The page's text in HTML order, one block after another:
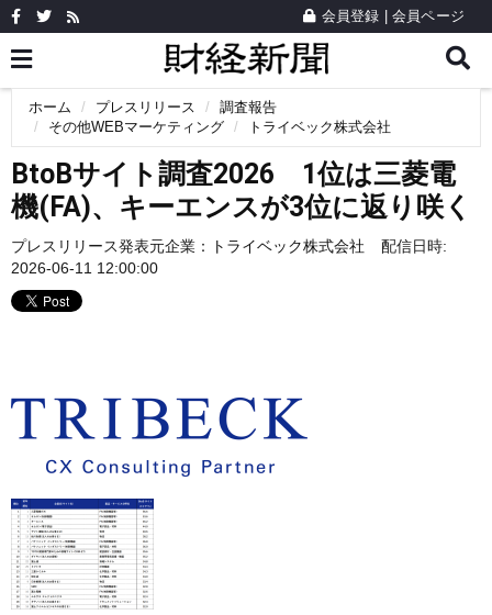
会員登録 会員ページ
ホーム プレスリリース
調査報告
その他WEBマーケティング
トライベック株式会社
BtoBサイト調査2026 1位は三菱電
機(FA)、キーエンスが3位に返り咲く
プレスリリース発表元企業： トライベック株式会社
配信日時:
2026-06-11 12:00:00